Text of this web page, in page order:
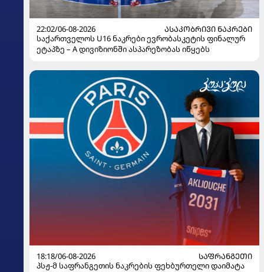
22:02/06-08-2026
ᲐᲡᲐᲙᲝᲑᲠᲘᲕᲘ ᲜᲐᲙᲠᲔᲑᲘ
საქართველოს U16 ნაკრები ევრობასკეტის ფინალურ
ეტაპზე – A დივიზიონში ასპარეზობას იწყებს
18:18/06-08-2026
ᲡᲐᲤᲠᲐᲜᲒᲔᲗᲘ
პსჟ-მ საფრანგეთის ნაკრების ფეხბურთელი დაიმატა